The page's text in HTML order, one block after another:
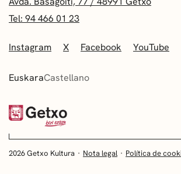
EUSKARA CASTELLANO
Tel: 94 466 01 23
Instagram X Facebook YouTube
EuskaraCastellano
2026 Getxo Kultura Nota legal Política de